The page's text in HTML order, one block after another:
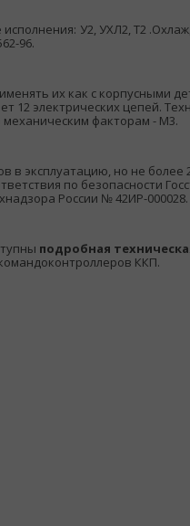
У2, УХЛ2, Т2
96.
их как с корпусными
12 электрических цепей.
механическим факторам - М3.
в эксплуатацию, но не более
по безопасности
России № 42ИР-000028.
подробная
ККП.